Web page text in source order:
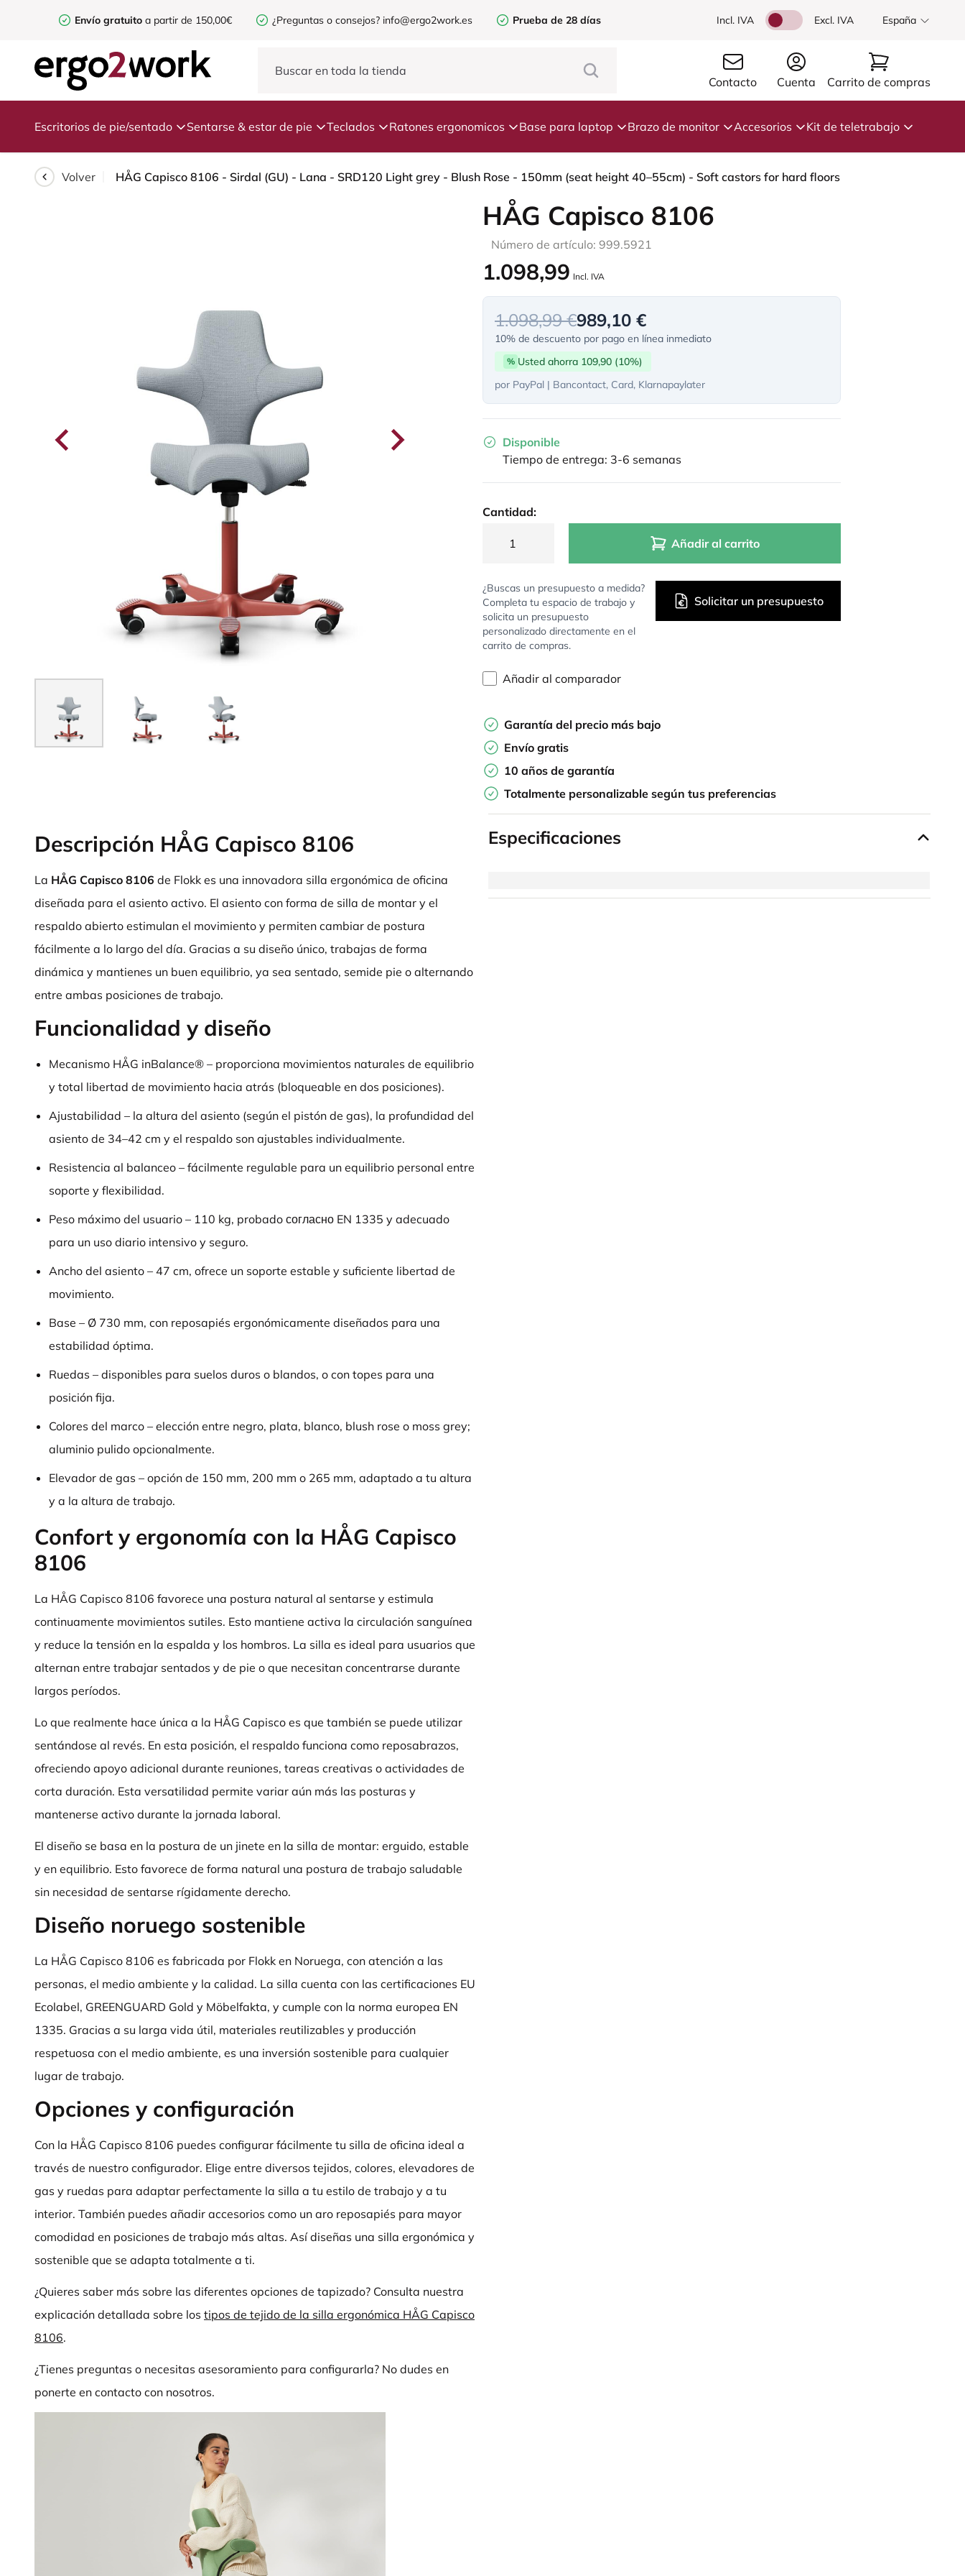
Envío gratuito a partir de 150,00€ ¿Preguntas o consejos? info@ergo2work.es Prueba de 28 días Incl. IVA Excl. IVA España
Contacto Cuenta Carrito de compras
Escritorios de pie/sentado Sentarse & estar de pie Teclados Ratones ergonomicos Base para laptop Brazo de monitor Accesorios Kit de teletrabajo
Volver HÅG Capisco 8106 - Sirdal (GU) - Lana - SRD120 Light grey - Blush Rose - 150mm (seat height 40–55cm) - Soft castors for hard floors
HÅG Capisco 8106
Número de artículo: 999.5921
1.098,99 Incl. IVA
1.098,99 €989,10 €
10% de descuento por pago en línea inmediato
% Usted ahorra 109,90 (10%)
por PayPal | Bancontact, Card, Klarnapaylater
Disponible
Tiempo de entrega: 3-6 semanas
Cantidad:
Añadir al carrito
¿Buscas un presupuesto a medida?
Completa tu espacio de trabajo y
solicita un presupuesto
personalizado directamente en el
carrito de compras.
Solicitar un presupuesto
Añadir al comparador
Garantía del precio más bajo
Envío gratis
10 años de garantía
Totalmente personalizable según tus preferencias
Descripción HÅG Capisco 8106
La HÅG Capisco 8106 de Flokk es una innovadora silla ergonómica de oficina
diseñada para el asiento activo. El asiento con forma de silla de montar y el
respaldo abierto estimulan el movimiento y permiten cambiar de postura
fácilmente a lo largo del día. Gracias a su diseño único, trabajas de forma
dinámica y mantienes un buen equilibrio, ya sea sentado, semide pie o alternando
entre ambas posiciones de trabajo.
Funcionalidad y diseño
Mecanismo HÅG inBalance® – proporciona movimientos naturales de equilibrio
y total libertad de movimiento hacia atrás (bloqueable en dos posiciones).
Ajustabilidad – la altura del asiento (según el pistón de gas), la profundidad del
asiento de 34–42 cm y el respaldo son ajustables individualmente.
Resistencia al balanceo – fácilmente regulable para un equilibrio personal entre
soporte y flexibilidad.
Peso máximo del usuario – 110 kg, probado согласно EN 1335 y adecuado
para un uso diario intensivo y seguro.
Ancho del asiento – 47 cm, ofrece un soporte estable y suficiente libertad de
movimiento.
Base – Ø 730 mm, con reposapiés ergonómicamente diseñados para una
estabilidad óptima.
Ruedas – disponibles para suelos duros o blandos, o con topes para una
posición fija.
Colores del marco – elección entre negro, plata, blanco, blush rose o moss grey;
aluminio pulido opcionalmente.
Elevador de gas – opción de 150 mm, 200 mm o 265 mm, adaptado a tu altura
y a la altura de trabajo.
Confort y ergonomía con la HÅG Capisco
8106
La HÅG Capisco 8106 favorece una postura natural al sentarse y estimula
continuamente movimientos sutiles. Esto mantiene activa la circulación sanguínea
y reduce la tensión en la espalda y los hombros. La silla es ideal para usuarios que
alternan entre trabajar sentados y de pie o que necesitan concentrarse durante
largos períodos.
Lo que realmente hace única a la HÅG Capisco es que también se puede utilizar
sentándose al revés. En esta posición, el respaldo funciona como reposabrazos,
ofreciendo apoyo adicional durante reuniones, tareas creativas o actividades de
corta duración. Esta versatilidad permite variar aún más las posturas y
mantenerse activo durante la jornada laboral.
El diseño se basa en la postura de un jinete en la silla de montar: erguido, estable
y en equilibrio. Esto favorece de forma natural una postura de trabajo saludable
sin necesidad de sentarse rígidamente derecho.
Diseño noruego sostenible
La HÅG Capisco 8106 es fabricada por Flokk en Noruega, con atención a las
personas, el medio ambiente y la calidad. La silla cuenta con las certificaciones EU
Ecolabel, GREENGUARD Gold y Möbelfakta, y cumple con la norma europea EN
1335. Gracias a su larga vida útil, materiales reutilizables y producción
respetuosa con el medio ambiente, es una inversión sostenible para cualquier
lugar de trabajo.
Opciones y configuración
Con la HÅG Capisco 8106 puedes configurar fácilmente tu silla de oficina ideal a
través de nuestro configurador. Elige entre diversos tejidos, colores, elevadores de
gas y ruedas para adaptar perfectamente la silla a tu estilo de trabajo y a tu
interior. También puedes añadir accesorios como un aro reposapiés para mayor
comodidad en posiciones de trabajo más altas. Así diseñas una silla ergonómica y
sostenible que se adapta totalmente a ti.
¿Quieres saber más sobre las diferentes opciones de tapizado? Consulta nuestra
explicación detallada sobre los tipos de tejido de la silla ergonómica HÅG Capisco
8106.
¿Tienes preguntas o necesitas asesoramiento para configurarla? No dudes en
ponerte en contacto con nosotros.
Especificaciones